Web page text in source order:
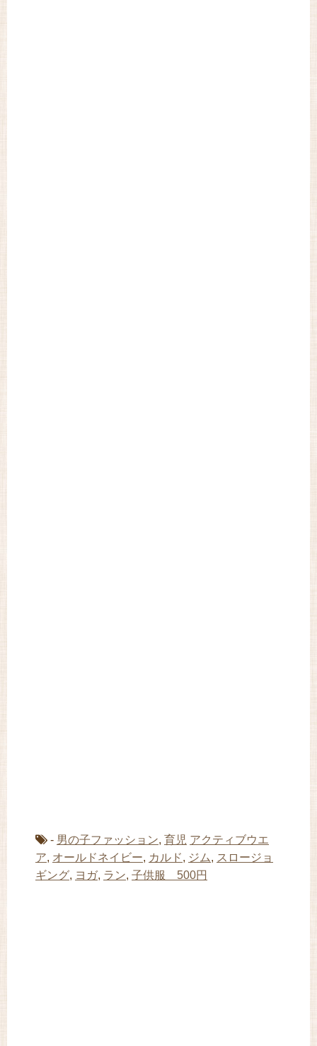
- 男の子ファッション, 育児 アクティブウエ
ア, オールドネイビー, カルド, ジム, スロージョ
ギング, ヨガ, ラン, 子供服 500円